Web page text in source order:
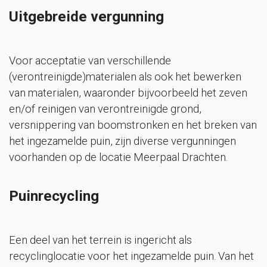
Uitgebreide vergunning
Voor acceptatie van verschillende
(verontreinigde)materialen als ook het bewerken
van materialen, waaronder bijvoorbeeld het zeven
en/of reinigen van verontreinigde grond,
versnippering van boomstronken en het breken van
het ingezamelde puin, zijn diverse vergunningen
voorhanden op de locatie Meerpaal Drachten.
Puinrecycling
Een deel van het terrein is ingericht als
recyclinglocatie voor het ingezamelde puin. Van het